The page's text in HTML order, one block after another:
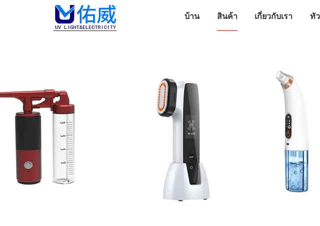
บ้าน สินค้า เกี่ยวกับเรา ทั